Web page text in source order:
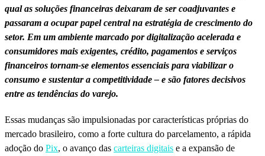
qual as soluções financeiras deixaram de ser coadjuvantes e
passaram a ocupar papel central na estratégia de crescimento do
setor. Em um ambiente marcado por digitalização acelerada e
consumidores mais exigentes, crédito, pagamentos e serviços
financeiros tornam-se elementos essenciais para viabilizar o
consumo e sustentar a competitividade – e são fatores decisivos
entre as tendências do varejo.
Essas mudanças são impulsionadas por características próprias do
mercado brasileiro, como a forte cultura do parcelamento, a rápida
adoção do Pix, o avanço das carteiras digitais e a expansão de